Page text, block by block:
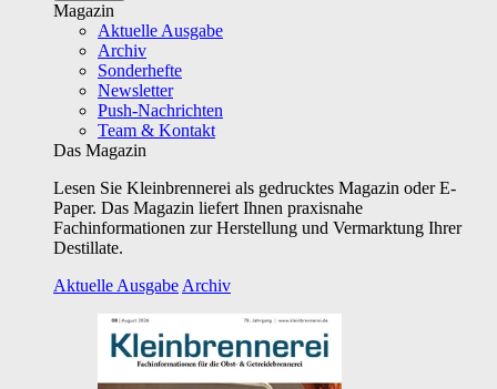
Magazin
Aktuelle Ausgabe
Archiv
Sonderhefte
Newsletter
Push-Nachrichten
Team & Kontakt
Das Magazin
Lesen Sie Kleinbrennerei als gedrucktes Magazin oder E-
Paper. Das Magazin liefert Ihnen praxisnahe
Fachinformationen zur Herstellung und Vermarktung Ihrer
Destillate.
Aktuelle Ausgabe Archiv